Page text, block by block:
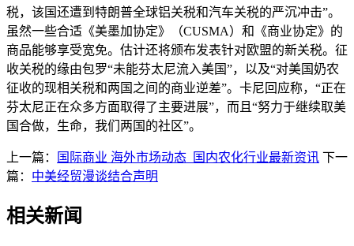
税，该国还遭到特朗普全球铝关税和汽车关税的严沉冲击”。
虽然一些合适《美墨加协定》（CUSMA）和《商业协定》的
商品能够享受宽免。估计还将颁布发表针对欧盟的新关税。征
收关税的缘由包罗“未能芬太尼流入美国”，以及“对美国奶农
征收的现相关税和两国之间的商业逆差”。卡尼回应称，“正在
芬太尼正在众多方面取得了主要进展”，而且“努力于继续取美
国合做，生命，我们两国的社区”。
上一篇： 国际商业 海外市场动态_国内农化行业最新资讯 下一
篇： 中美经贸漫谈结合声明
相关新闻